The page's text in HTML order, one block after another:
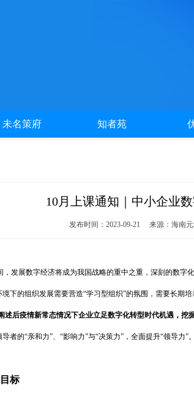
未名策府 知者苑
10月上课通知｜中小企业
发布时间：2023-09-21 来源：海南
，发展数字经济将成为我国战略的重中之重，深刻的数字
下的组织发展需要营造“学习型组织”的氛围，需要长期培
述后疫情新常态情况下企业立足数字化转型时代机遇，挖
者的“亲和力”、“影响力”与“决策力”，全面提升“领导力”。
标